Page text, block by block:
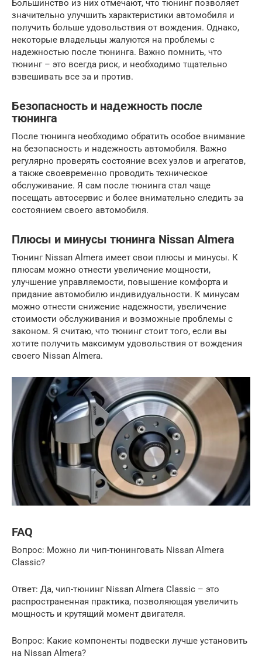
Большинство из них отмечают, что тюнинг позволяет
значительно улучшить характеристики автомобиля и
получить больше удовольствия от вождения. Однако,
некоторые владельцы жалуются на проблемы с
надежностью после тюнинга. Важно помнить, что
тюнинг – это всегда риск, и необходимо тщательно
взвешивать все за и против.
Безопасность и надежность после
тюнинга
После тюнинга необходимо обратить особое внимание
на безопасность и надежность автомобиля. Важно
регулярно проверять состояние всех узлов и агрегатов,
а также своевременно проводить техническое
обслуживание. Я сам после тюнинга стал чаще
посещать автосервис и более внимательно следить за
состоянием своего автомобиля.
Плюсы и минусы тюнинга Nissan Almera
Тюнинг Nissan Almera имеет свои плюсы и минусы. К
плюсам можно отнести увеличение мощности,
улучшение управляемости, повышение комфорта и
придание автомобилю индивидуальности. К минусам
можно отнести снижение надежности, увеличение
стоимости обслуживания и возможные проблемы с
законом. Я считаю, что тюнинг стоит того, если вы
хотите получить максимум удовольствия от вождения
своего Nissan Almera.
FAQ
Вопрос: Можно ли чип-тюнинговать Nissan Almera
Classic?
Ответ: Да, чип-тюнинг Nissan Almera Classic – это
распространенная практика, позволяющая увеличить
мощность и крутящий момент двигателя.
Вопрос: Какие компоненты подвески лучше установить
на Nissan Almera?